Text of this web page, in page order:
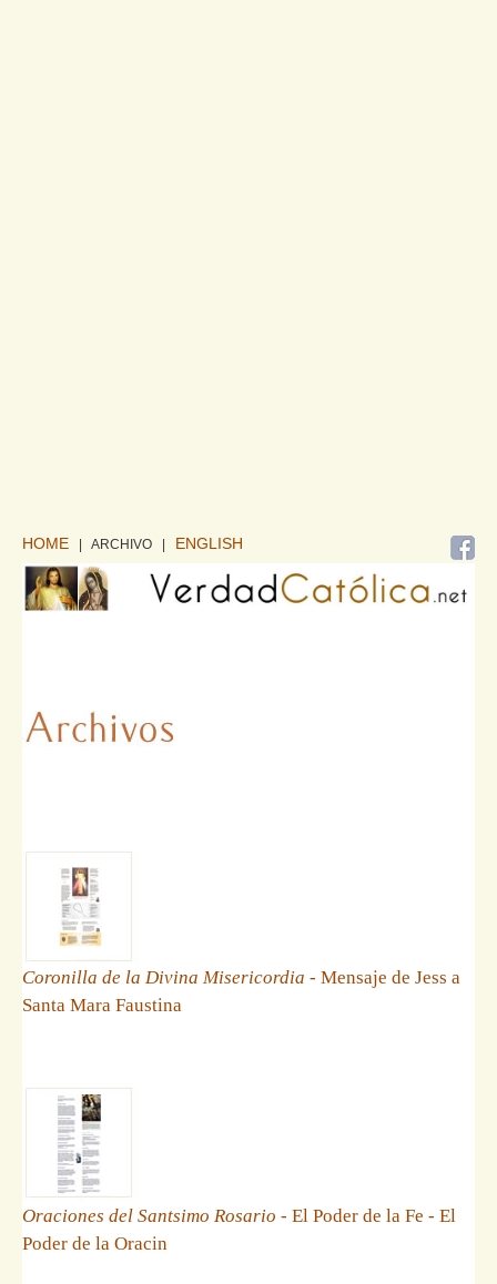
HOME | ARCHIVO ENGLISH
Coronilla de la Divina Misericordia - Mensaje de Jess a
Santa Mara Faustina
Oraciones del Santsimo Rosario - El Poder de la Fe - El
Poder de la Oracin